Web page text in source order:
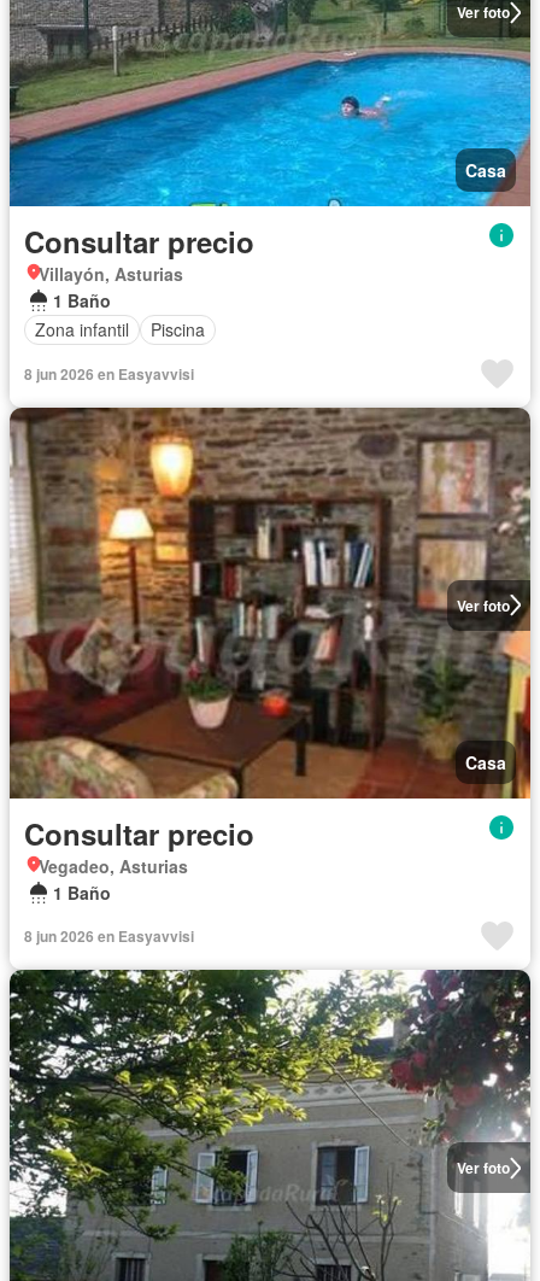
Ver foto
Casa
Consultar precio
Villayón, Asturias
1 Baño
Zona infantil
Piscina
8 jun 2026 en Easyavvisi
Ver foto
Casa
Consultar precio
Vegadeo, Asturias
1 Baño
8 jun 2026 en Easyavvisi
Ver foto